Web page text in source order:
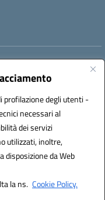
degli utenti -
necessari al
dei servizi
utilizzati, inoltre,
da Web
la ns. Cookie Policy.
S.r.l.
Italia